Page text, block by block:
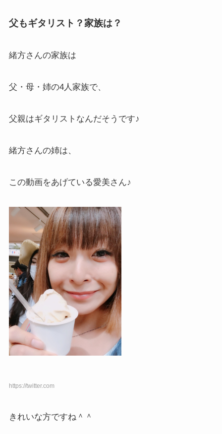
父もギタリスト？家族は？
緒方さんの家族は
父・母・姉の4人家族で、
父親はギタリストなんだそうです♪
緒方さんの姉は、
この動画をあげている愛美さん♪
https://twitter.com
きれいな方ですね＾＾